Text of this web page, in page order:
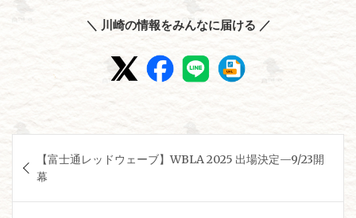
＼ 川崎の情報をみんなに届ける ／
稿
ナ
【富士通レッドウェーブ】WBLA 2025 出場決定—9/23開
幕